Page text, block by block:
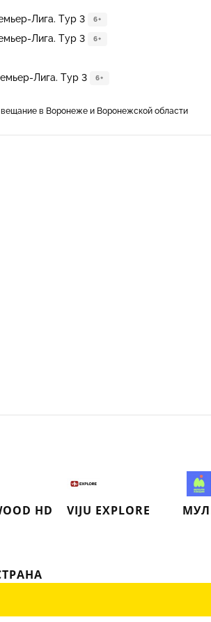
Лига. Тур 3 6+
Лига. Тур 3 6+
Лига. Тур 3 6+
в Воронеже и Воронежской области
HD VIJU EXPLORE